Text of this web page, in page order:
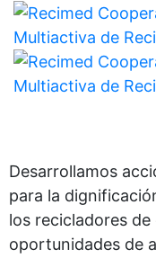
Desarrollamos
para la
los recicladores
oportunidades de